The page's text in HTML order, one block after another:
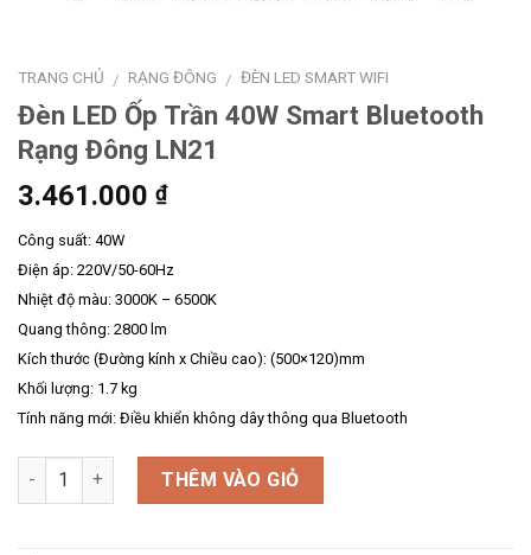
TRANG CHỦ / RẠNG ĐÔNG / ĐÈN LED SMART WIFI
Đèn LED Ốp Trần 40W Smart Bluetooth
Rạng Đông LN21
3.461.000 ₫
Công suất: 40W
Điện áp: 220V/50-60Hz
Nhiệt độ màu: 3000K – 6500K
Quang thông: 2800 lm
Kích thước (Đường kính x Chiều cao): (500×120)mm
Khối lượng: 1.7 kg
Tính năng mới: Điều khiển không dây thông qua Bluetooth
Số lượng THÊM VÀO GIỎ